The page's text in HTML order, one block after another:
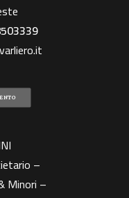
–
Minori –